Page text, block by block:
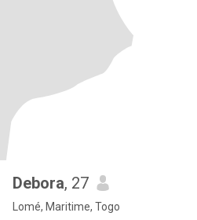
Debora, 27
Lomé, Maritime, Togo